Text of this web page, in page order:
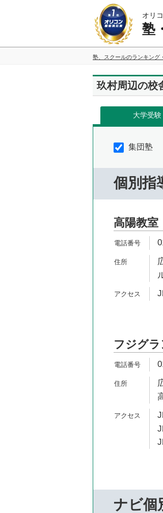
オリ
塾
塾、スクールのランキング
玖村周辺の校
大学受験
集団塾
個別指
高陽教室
フジグ
ナビ個